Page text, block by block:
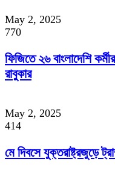
May 2, 2025
770
ফিজিতে ২৬ বাংলাদেশি
রাবুকার
May 2, 2025
414
মে দিবসে যুক্তরাষ্ট্রজুড়ে